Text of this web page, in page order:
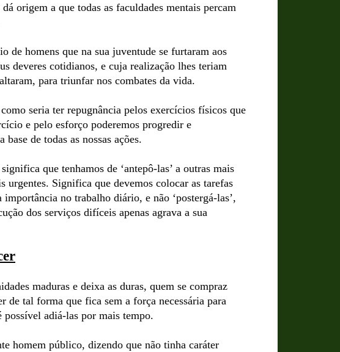
origem a que todas as faculdades mentais percam
de homens que na sua juventude se furtaram aos
deveres cotidianos, e cuja realização lhes teriam
para triunfar nos combates da vida.
seria ter repugnância pelos exercícios físicos que
e pelo esforço poderemos progredir e
de todas as nossas ações.
que tenhamos de ‘antepô-las’ a outras mais
urgentes. Significa que devemos colocar as tarefas
no trabalho diário, e não ‘postergá-las’,
dos serviços difíceis apenas agrava a sua
maduras e deixa as duras, quem se compraz
tal forma que fica sem a força necessária para
adiá-las por mais tempo.
homem público, dizendo que não tinha caráter